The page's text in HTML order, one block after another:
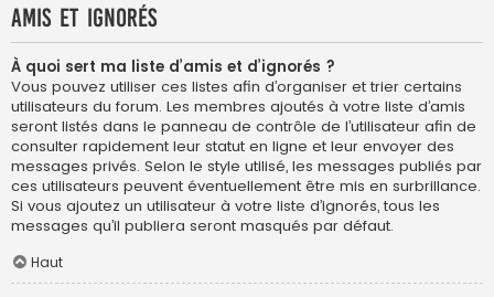
Amis et ignorés
À quoi sert ma liste d’amis et d’ignorés ?
Vous pouvez utiliser ces listes afin d’organiser et trier certains
utilisateurs du forum. Les membres ajoutés à votre liste d’amis
seront listés dans le panneau de contrôle de l’utilisateur afin de
consulter rapidement leur statut en ligne et leur envoyer des
messages privés. Selon le style utilisé, les messages publiés par
ces utilisateurs peuvent éventuellement être mis en surbrillance.
Si vous ajoutez un utilisateur à votre liste d’ignorés, tous les
messages qu’il publiera seront masqués par défaut.
Haut